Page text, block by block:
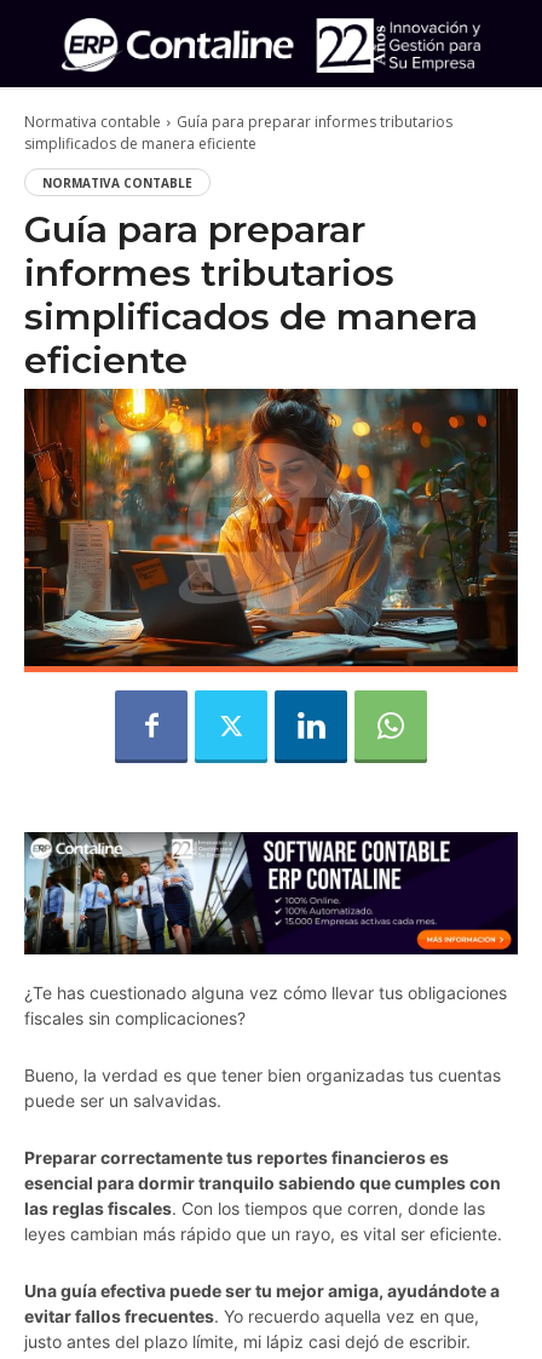
Normativa contable
Guía para preparar informes tributarios
simplificados de manera eficiente
NORMATIVA CONTABLE
Guía para preparar
informes tributarios
simplificados de manera
eficiente
¿Te has cuestionado alguna vez cómo llevar tus obligaciones
fiscales sin complicaciones?
Bueno, la verdad es que tener bien organizadas tus cuentas
puede ser un salvavidas.
Preparar correctamente tus reportes financieros es
esencial para dormir tranquilo sabiendo que cumples con
las reglas fiscales. Con los tiempos que corren, donde las
leyes cambian más rápido que un rayo, es vital ser eficiente.
Una guía efectiva puede ser tu mejor amiga, ayudándote a
evitar fallos frecuentes. Yo recuerdo aquella vez en que,
justo antes del plazo límite, mi lápiz casi dejó de escribir.